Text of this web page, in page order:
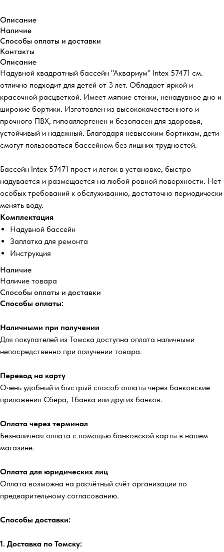
Описание
Наличие
Способы оплаты и доставки
Контакты
Описание
Надувной квадратный бассейн "Аквариум" Intex 57471 см.
отлично подходит для детей от 3 лет. Обладает яркой и
красочной расцветкой. Имеет мягкие стенки, ненадувное дно и
широкие бортики. Изготовлен из высококачественного и
прочного ПВХ, гипоаллергенен и безопасен для здоровья,
устойчивый и надежный. Благодаря невысоким бортикам, дети
смогут пользоваться бассейном без лишних трудностей.
Бассейн Intex 57471 прост и легок в установке, быстро
надувается и размещается на любой ровной поверхности. Нет
особых требований к обслуживанию, достаточно периодически
менять воду.
Комплектация
Надувной бассейн
Заплатка для ремонта
Инструкция
Наличие
Наличие товара
Способы оплаты и доставки
Способы оплаты:
Наличными при получении
Для покупателей из Томска доступна оплата наличными
непосредственно при получении товара.
Перевод на карту
Очень удобный и быстрый способ оплаты через банковские
приложения Сбера, Тбанка или других банков.
Оплата через терминал
Безналичная оплата с помощью банковской карты в нашем
магазине.
Оплата для юридических лиц
Оплата возможна на расчётный счёт организации по
предварительному согласованию.
Способы доставки:
1. Доставка по Томску: